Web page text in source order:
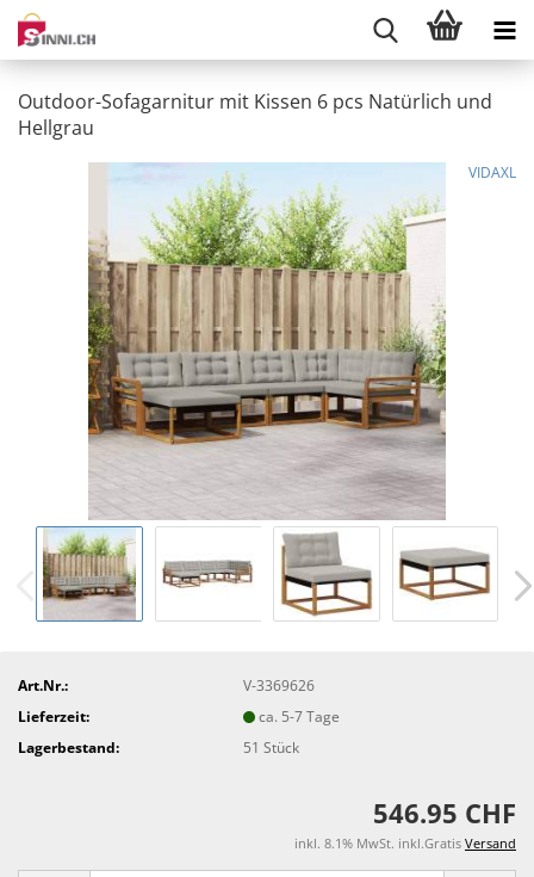
Outdoor-Sofagarnitur mit Kissen 6 pcs Natürlich und
Hellgrau
VIDAXL
Art.Nr.:
V-3369626
Lieferzeit:
ca. 5-7 Tage
Lagerbestand:
51Stück
546.95 CHF
inkl. 8.1% MwSt. inkl.Gratis Versand